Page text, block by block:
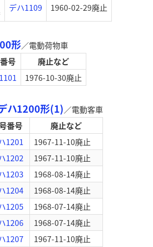
デハ1109 1960-02-29廃止
形／電動荷物車
号
廃止など
1976-10-30廃止
ハ1200形(1)／電動客車
番号
廃止など
1201
1967-11-10廃止
1202
1967-11-10廃止
1203
1968-08-14廃止
1204
1968-08-14廃止
1205
1968-07-14廃止
1206
1968-07-14廃止
1207
1967-11-10廃止